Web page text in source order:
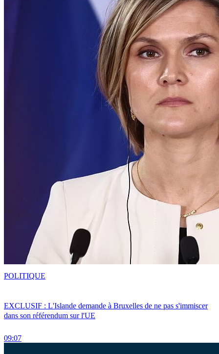
EXCLUSIF : L'Islande demande à Bruxelles de ne pas s'immiscer
dans son référendum sur l'UE
09:07
POLITIQUE